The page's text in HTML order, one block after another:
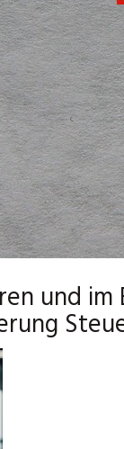
und im